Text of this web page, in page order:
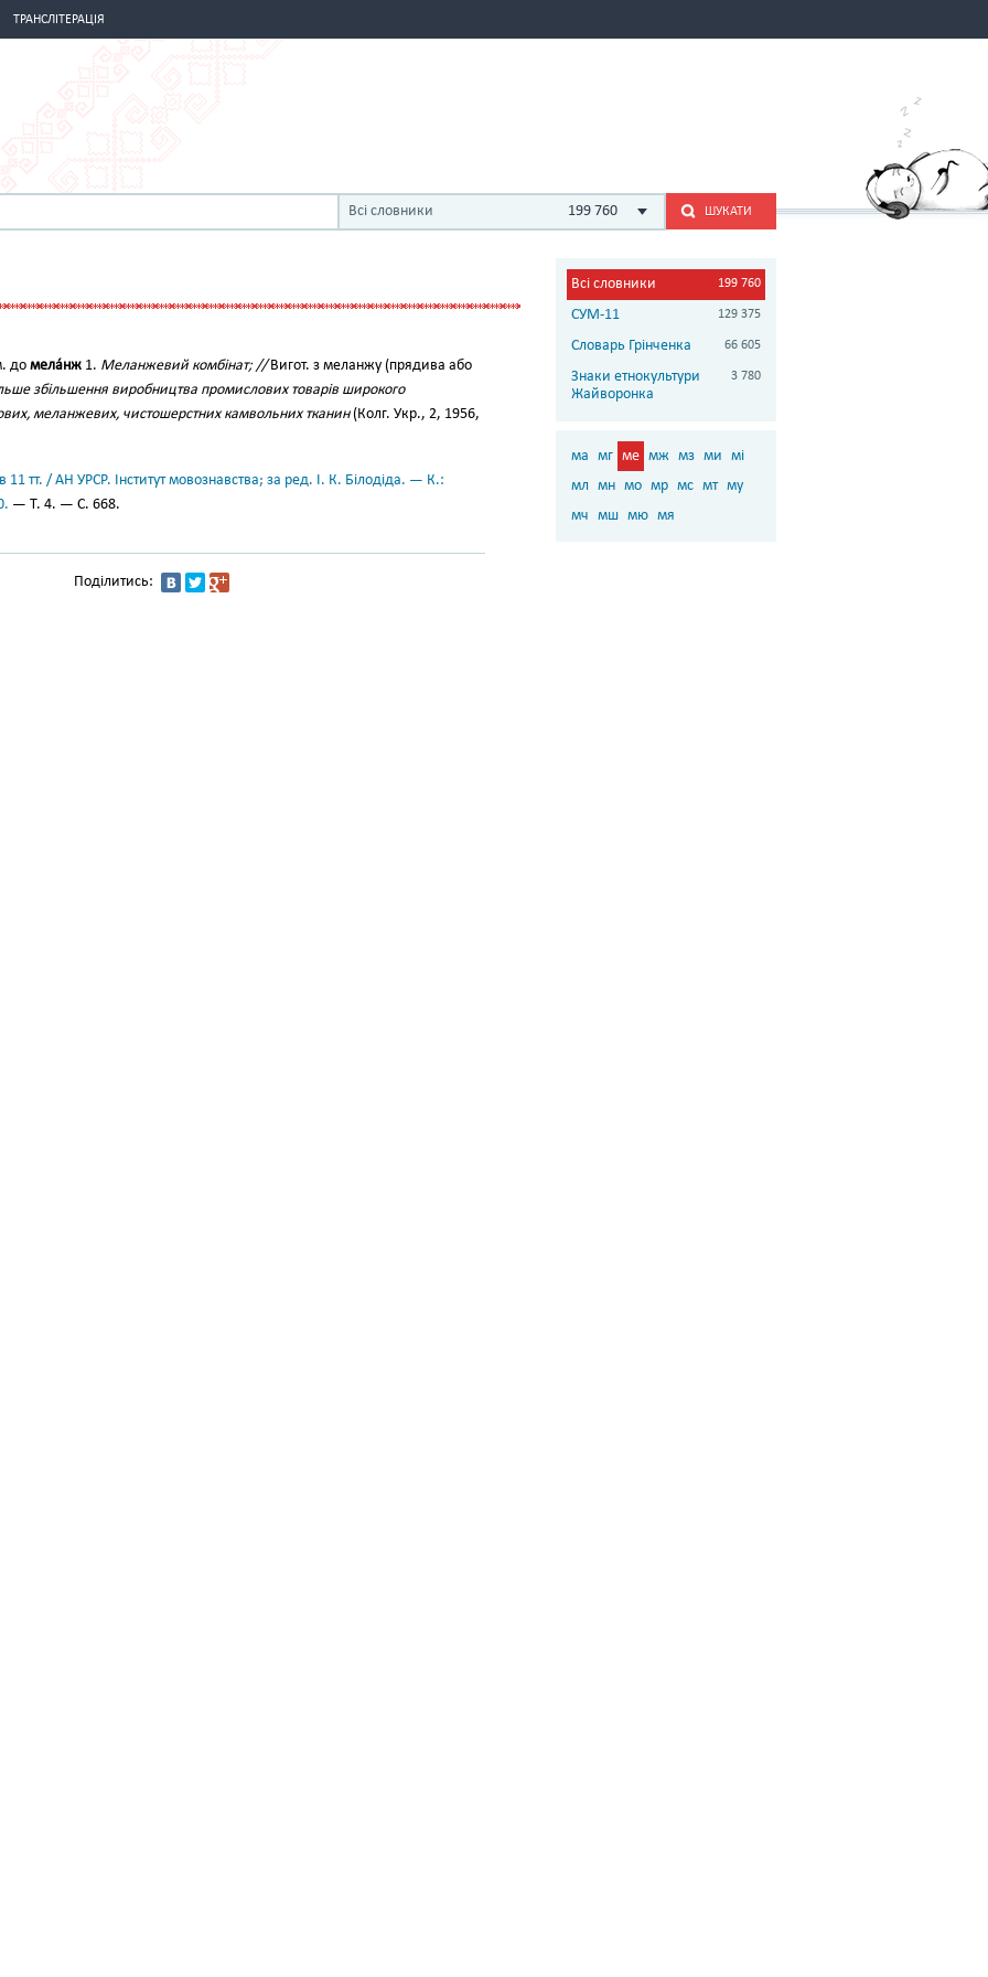
ТРАНСЛІТЕРАЦІЯ
Всі словники 199 760 ШУКАТИ
домела́нж 1. Меланжевий комбінат; //Вигот. з меланжу (прядива або
збільшення виробництва промислових товарів широкого
меланжевих, чистошерстних камвольних тканин(Колг. Укр., 2, 1956,
11 тт. / АН УРСР. Інститут мовознавства; за ред. І. К. Білодіда. — К.:
— Т. 4. — С. 668.
Поділитись:
Всі словники 199 760
СУМ-11 129 375
Словарь Грінченка 66 605
Знаки етнокультури
Жайворонка
3 780
ма мг ме мж мз ми мі
мл мн мо мр мс мт му
мч мш мю мя